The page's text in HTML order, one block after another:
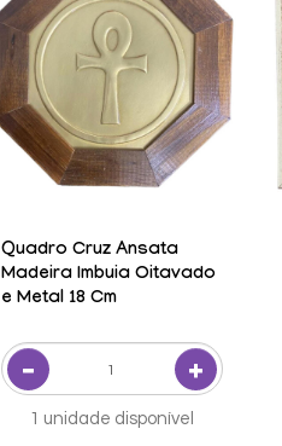
Quadro Cruz Ansata
Madeira Imbuia Oitavado
e Metal 18 Cm
1 unidade disponível